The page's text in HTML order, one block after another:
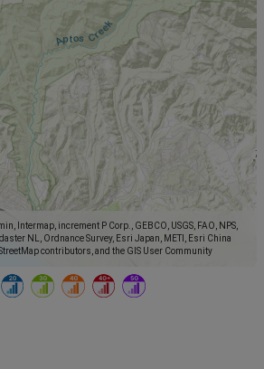
Intermap, increment P Corp., GEBCO, USGS, FAO, NPS,
NL, Ordnance Survey, Esri Japan, METI, Esri China
contributors, and the GIS User Community